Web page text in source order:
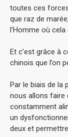
toutes ces
que raz de
l’Homme où
Et c’est grâce à
chinois que l’on
Par le biais de la
nous allons faire
constamment
un
deux et